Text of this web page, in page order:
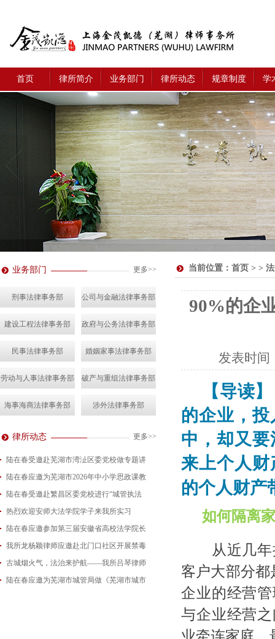
首页 律所简介 业务部门 律所动态 规章制度 学
业务部门 更多>>
刑事法律事务部 公司与金融法律事务部
建设工程法律事务部 政府与公务法律事务部
民事法律事务部 婚姻家事法律事务部
劳动与人事法律事务部 破产与重组法律事务部
海事海商法律事务部 涉外法律事务部
律所动态 更多>>
陆在春受邀赴芜湖市湾沚区委党校做专题讲
2026-08-04
陆在春应邀为芜湖市2026年中小学思政课教
2026-07-24
陆在春受邀赴繁昌区委党校进行“城管执法
2026-07-15
热烈欢迎安师大法学院学子来我所实习
2026-07-01
陆在春应邀参加第三届安徽省高校法学院长
2026-06-29
我所龙杨颖律师应邀赴北门口社区开展禁毒
2026-06-18
古城烟火气，法治来护航——我所吕琴律师
2026-05-21
陆在春应邀为芜湖市城管局做《芜湖市城市
当前位置： 首页 > >
90%的企
发表时间
【导读
的企业，
中，却又
来上个人
的个人财产
如何隔离
从近几年接
客户大部分
企业的经营
与企业经营
业牵连家庭，